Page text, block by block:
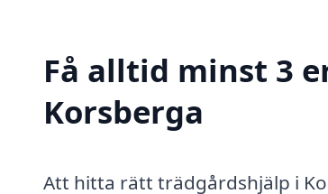
Få alltid minst 3
Korsberga
Att hitta rätt trädgårdshjälp i